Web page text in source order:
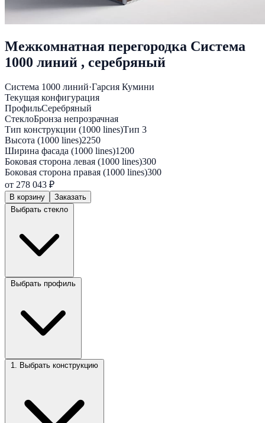
Межкомнатная перегородка Система
1000 линий , серебряный
Система 1000 линий·Гарсия Кумини
Текущая конфигурация
ПрофильСеребряный
СтеклоБронза непрозрачная
Тип конструкции (1000 lines)Тип 3
Высота (1000 lines)2250
Ширина фасада (1000 lines)1200
Боковая сторона левая (1000 lines)300
Боковая сторона правая (1000 lines)300
от 278 043 ₽
В корзину
Заказать